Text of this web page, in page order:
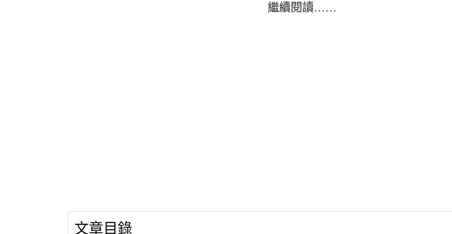
繼續閱讀……
文章目錄